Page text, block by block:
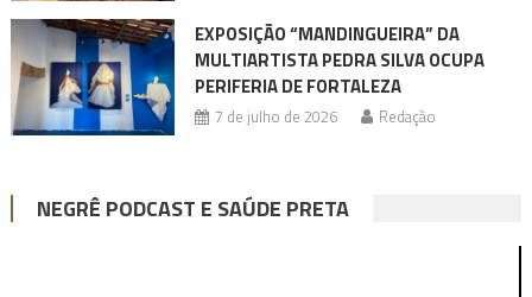
EXPOSIÇÃO “MANDINGUEIRA” DA
MULTIARTISTA PEDRA SILVA OCUPA
PERIFERIA DE FORTALEZA
7 de julho de 2026 Redação
NEGRÊ PODCAST E SAÚDE PRETA